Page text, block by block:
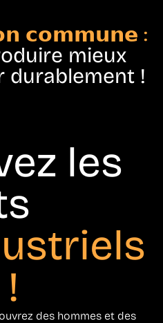
𝗰𝗼𝗺𝗺𝘂𝗻𝗲 :
mieux
durablement !
les
des hommes et des